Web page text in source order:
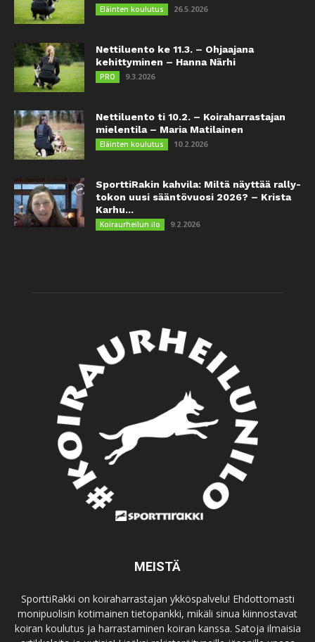
Eläinten koulutus 26.5.2026
Nettiluento ke 11.3. – Ohjaajana
kehittyminen – Hanna Närhi
PRO 9.3.2026
Nettiluento ti 10.2. – Koiraharrastajan
mielentila – Maria Matilainen
Eläinten koulutus 10.2.2026
SporttiRakin kahvila: Miltä näyttää rally-
tokon uusi sääntövuosi 2026? – Krista
Karhu...
Koiraurheilun ilo 9.2.2026
MEISTÄ
SporttiRakki on koiraharrastajan ykköspalvelu! Ehdottomasti
monipuolisin kotimainen tietopankki, mikäli sinua kiinnostavat
koiran koulutus ja harrastaminen koiran kanssa. Satoja ilmaisia